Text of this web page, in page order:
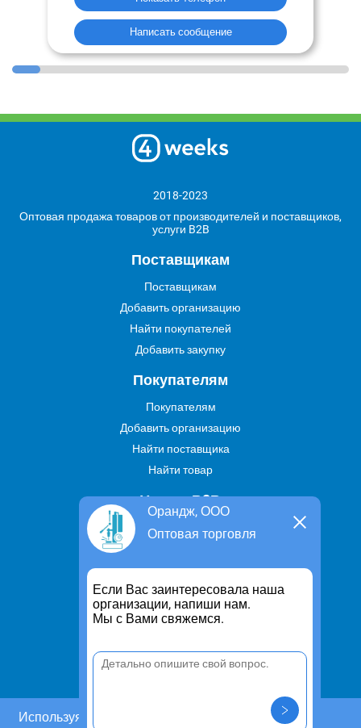
Написать сообщение
Орандж, ООО
Оптовая торговля
Если Вас заинтересовала наша
организации, напиши нам.
Мы с Вами свяжемся.
Используя этот сайт, Вы даете согласие на
2018-2023
Оптовая продажа товаров от производителей и поставщиков,
услуги B2B
Поставщикам
Поставщикам
Добавить организацию
Найти покупателей
Добавить закупку
Покупателям
Покупателям
Добавить организацию
Найти поставщика
Найти товар
Услуги В2В
Найти услугу
Предложить свою услугу
Дропшиппинг
Транспортные услуги
Информация
Политика конфиденциальности